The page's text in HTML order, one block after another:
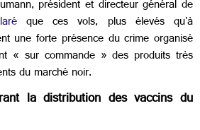
président et directeur général de
que ces vols, plus élevés qu'à
une forte présence du crime organisé
« sur commande » des produits très
du marché noir.
la distribution des vaccins du